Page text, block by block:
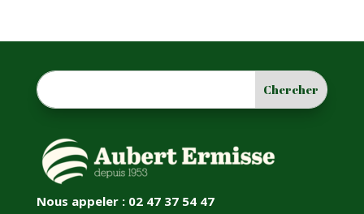
Nous appeler : 02 47 37 54 47